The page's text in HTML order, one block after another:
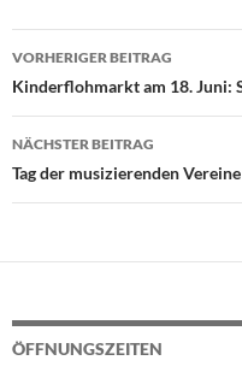
VORHERIGER BEITRAG
Kinderflohmarkt am 18. Juni:
NÄCHSTER BEITRAG
Tag der musizierenden
ÖFFNUNGSZEITEN